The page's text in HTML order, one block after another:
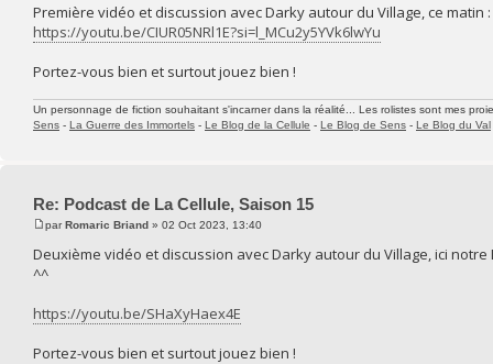
Première vidéo et discussion avec Darky autour du Village, ce matin :
https://youtu.be/CIUR05NRl1E?si=l_MCu2y5YVk6lwYu
Portez-vous bien et surtout jouez bien !
Un personnage de fiction souhaitant s'incarner dans la réalité... Les rolistes sont mes
Sens - La Guerre des Immortels - Le Blog de la Cellule - Le Blog de Sens - Le Blog du Val
Re: Podcast de La Cellule, Saison 15
parRomaric Briand » 02 Oct 2023, 13:40
Deuxième vidéo et discussion avec Darky autour du Village, ici
^^
https://youtu.be/SHaXyHaex4E
Portez-vous bien et surtout jouez bien !